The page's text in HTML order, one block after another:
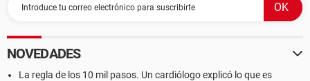
NOVEDADES
La regla de los 10 mil pasos. Un cardiólogo explicó lo que es